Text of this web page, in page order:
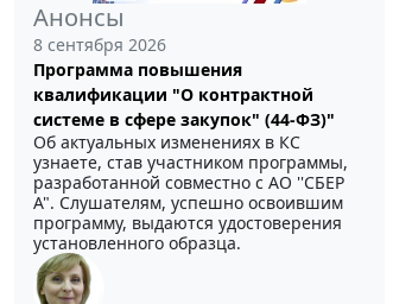
Анонсы
8 сентября 2026
Программа повышения
квалификации "О контрактной
системе в сфере закупок" (44-ФЗ)"
Об актуальных изменениях в КС
узнаете, став участником программы,
разработанной совместно с АО ''СБЕР
А". Слушателям, успешно освоившим
программу, выдаются удостоверения
установленного образца.